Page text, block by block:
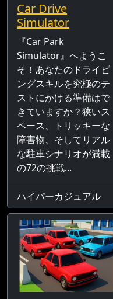
Car Drive
Simulator
『Car Park
Simulator』へようこ
そ！あなたのドライビ
ングスキルを究極のテ
ストにかける準備はで
きていますか？狭いス
ペース、トリッキーな
障害物、そしてリアル
な駐車シナリオが満載
の72の挑戦...
ハイパーカジュアル